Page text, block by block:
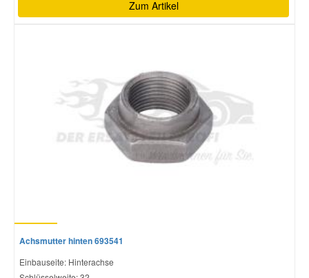
Zum Artikel
Achsmutter hinten 693541
Einbauseite: Hinterachse